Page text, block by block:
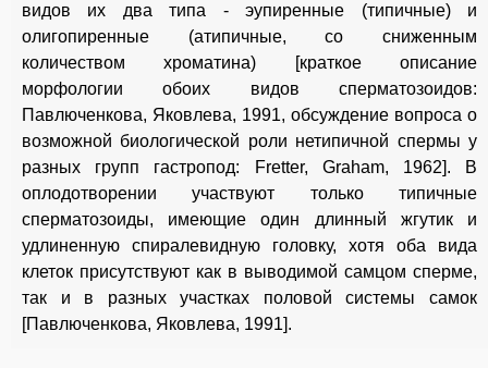
видов их два типа - эупиренные (типичные) и
олигопиренные (атипичные, со сниженным
количеством хроматина) [краткое описание
морфологии обоих видов сперматозоидов:
Павлюченкова, Яковлева, 1991, обсуждение вопроса о
возможной биологической роли нетипичной спермы у
разных групп гастропод: Fretter, Graham, 1962]. В
оплодотворении участвуют только типичные
сперматозоиды, имеющие один длинный жгутик и
удлиненную спиралевидную головку, хотя оба вида
клеток присутствуют как в выводимой самцом сперме,
так и в разных участках половой системы самок
[Павлюченкова, Яковлева, 1991].